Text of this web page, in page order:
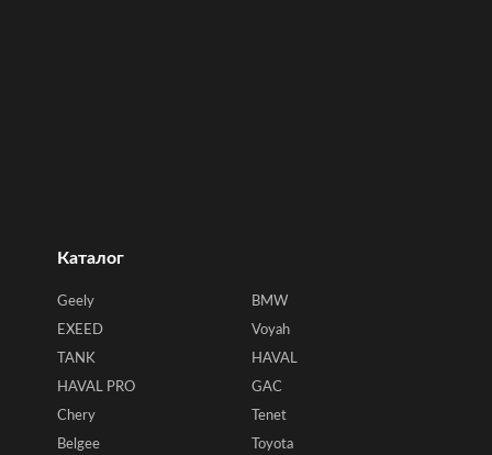
Каталог
Geely
BMW
EXEED
Voyah
TANK
HAVAL
HAVAL PRO
GAC
Chery
Tenet
Belgee
Toyota